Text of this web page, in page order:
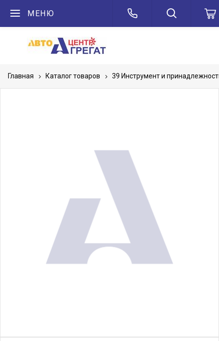
МЕНЮ
Главная Каталог товаров 39 Инструмент и